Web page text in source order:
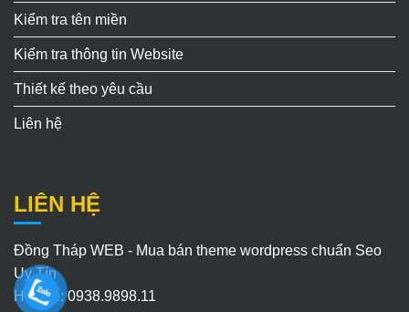
Kiểm tra tên miền
Kiểm tra thông tin Website
Thiết kế theo yêu cầu
Liên hệ
LIÊN HỆ
Đồng Tháp WEB - Mua bán theme wordpress chuẩn Seo
Uy Tín
Hotline: 0938.9898.11